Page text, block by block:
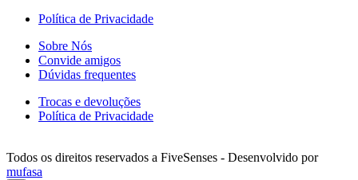
Política de Privacidade
Sobre Nós
Convide amigos
Dúvidas frequentes
Trocas e devoluções
Política de Privacidade
Todos os direitos reservados a FiveSenses - Desenvolvido por
mufasa